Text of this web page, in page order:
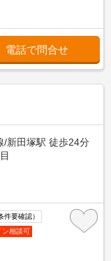
電話で問合せ
/新田塚駅 徒歩24分
要確認）
ン相談可